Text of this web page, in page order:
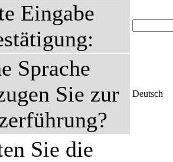
Eingabe
Sprache
Sie zur
Deutsch
Sie die